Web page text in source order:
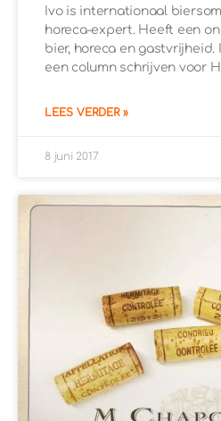
Ivo is internationaal
horeca-expert. Heeft een
bier, horeca en gastvrijheid.
een column schrijven voor
LEES VERDER »
8 juni 2017